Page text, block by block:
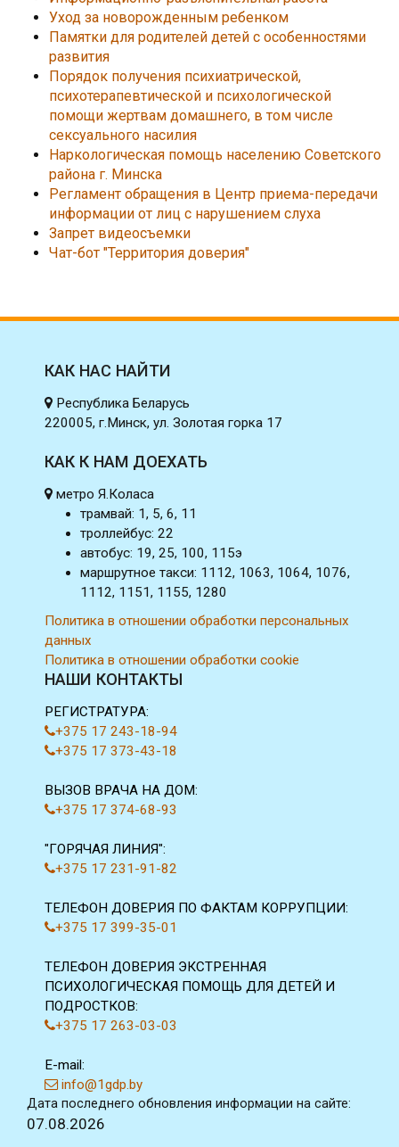
Уход за новорожденным ребенком
Памятки для родителей детей с особенностями
развития
Порядок получения психиатрической,
психотерапевтической и психологической
помощи жертвам домашнего, в том числе
сексуального насилия
Наркологическая помощь населению Советского
района г. Минска
Регламент обращения в Центр приема-передачи
информации от лиц с нарушением слуха
Запрет видеосъемки
Чат-бот "Территория доверия"
КАК НАС НАЙТИ
Республика Беларусь
220005, г.Минск, ул. Золотая горка 17
КАК К НАМ ДОЕХАТЬ
метро Я.Коласа
трамвай: 1, 5, 6, 11
троллейбус: 22
автобус: 19, 25, 100, 115э
маршрутное такси: 1112, 1063, 1064, 1076,
1112, 1151, 1155, 1280
Политика в отношении обработки персональных
данных
Политика в отношении обработки cookie
НАШИ КОНТАКТЫ
РЕГИСТРАТУРА:
+375 17 243-18-94
+375 17 373-43-18
ВЫЗОВ ВРАЧА НА ДОМ:
+375 17 374-68-93
"ГОРЯЧАЯ ЛИНИЯ":
+375 17 231-91-82
ТЕЛЕФОН ДОВЕРИЯ ПО ФАКТАМ КОРРУПЦИИ:
+375 17 399-35-01
ТЕЛЕФОН ДОВЕРИЯ ЭКСТРЕННАЯ
ПСИХОЛОГИЧЕСКАЯ ПОМОЩЬ ДЛЯ ДЕТЕЙ И
ПОДРОСТКОВ:
+375 17 263-03-03
E-mail:
info@1gdp.by
Дата последнего обновления информации на сайте:
07.08.2026